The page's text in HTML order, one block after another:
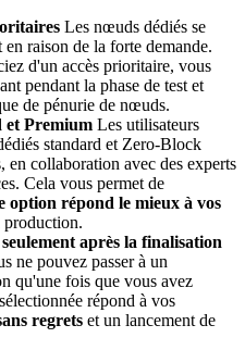
Les nœuds dédiés se
raison de la forte demande.
d'un accès prioritaire, vous
pendant la phase de test et
de pénurie de nœuds.
et Premium Les utilisateurs
standard et Zero-Block
collaboration avec des experts
Cela vous permet de
option répond le mieux à vos
production.
après la finalisation
ne pouvez passer à un
qu'une fois que vous avez
répond à vos
regrets et un lancement de